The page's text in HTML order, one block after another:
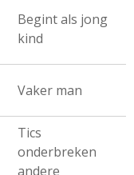
Begint als jong
kind
Vaker man
Tics
onderbreken
andere